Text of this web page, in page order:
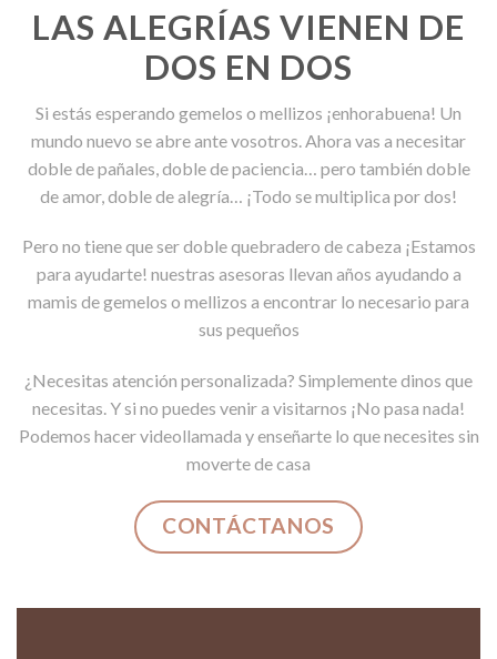
LAS ALEGRÍAS VIENEN DE
DOS EN DOS
Si estás esperando gemelos o mellizos ¡enhorabuena! Un
mundo nuevo se abre ante vosotros. Ahora vas a necesitar
doble de pañales, doble de paciencia… pero también doble
de amor, doble de alegría… ¡Todo se multiplica por dos!
Pero no tiene que ser doble quebradero de cabeza ¡Estamos
para ayudarte! nuestras asesoras llevan años ayudando a
mamis de gemelos o mellizos a encontrar lo necesario para
sus pequeños
¿Necesitas atención personalizada? Simplemente dinos que
necesitas. Y si no puedes venir a visitarnos ¡No pasa nada!
Podemos hacer videollamada y enseñarte lo que necesites sin
moverte de casa
CONTÁCTANOS